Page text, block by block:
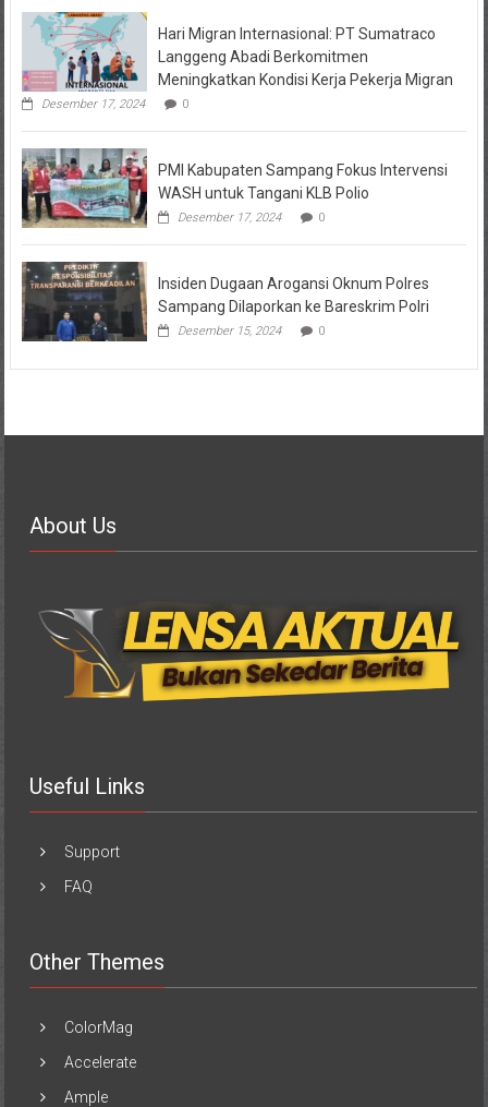
Hari Migran Internasional: PT Sumatraco
Langgeng Abadi Berkomitmen
Meningkatkan Kondisi Kerja Pekerja Migran
Desember 17, 2024 0
PMI Kabupaten Sampang Fokus Intervensi
WASH untuk Tangani KLB Polio
Desember 17, 2024 0
Insiden Dugaan Arogansi Oknum Polres
Sampang Dilaporkan ke Bareskrim Polri
Desember 15, 2024 0
About Us
Useful Links
Support
FAQ
Other Themes
ColorMag
Accelerate
Ample